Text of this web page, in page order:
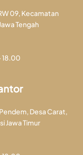
09, Kecamatan
Tengah
18.00
Desa Carat,
Jawa Timur